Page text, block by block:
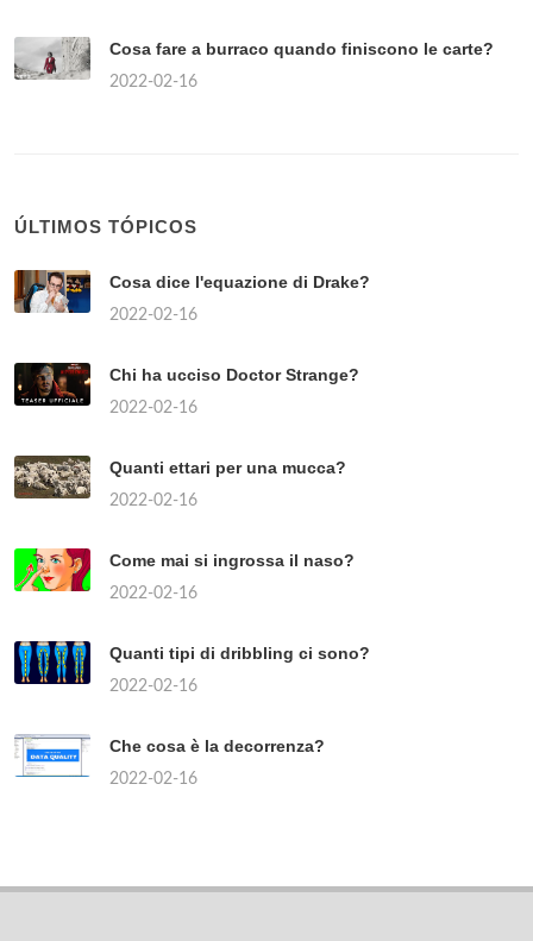
Cosa fare a burraco quando finiscono le carte?
2022-02-16
ÚLTIMOS TÓPICOS
Cosa dice l'equazione di Drake?
2022-02-16
Chi ha ucciso Doctor Strange?
2022-02-16
Quanti ettari per una mucca?
2022-02-16
Come mai si ingrossa il naso?
2022-02-16
Quanti tipi di dribbling ci sono?
2022-02-16
Che cosa è la decorrenza?
2022-02-16